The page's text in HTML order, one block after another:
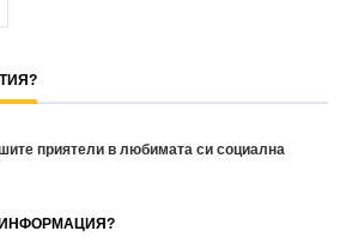
приятели в любимата си социална
ИНФОРМАЦИЯ?